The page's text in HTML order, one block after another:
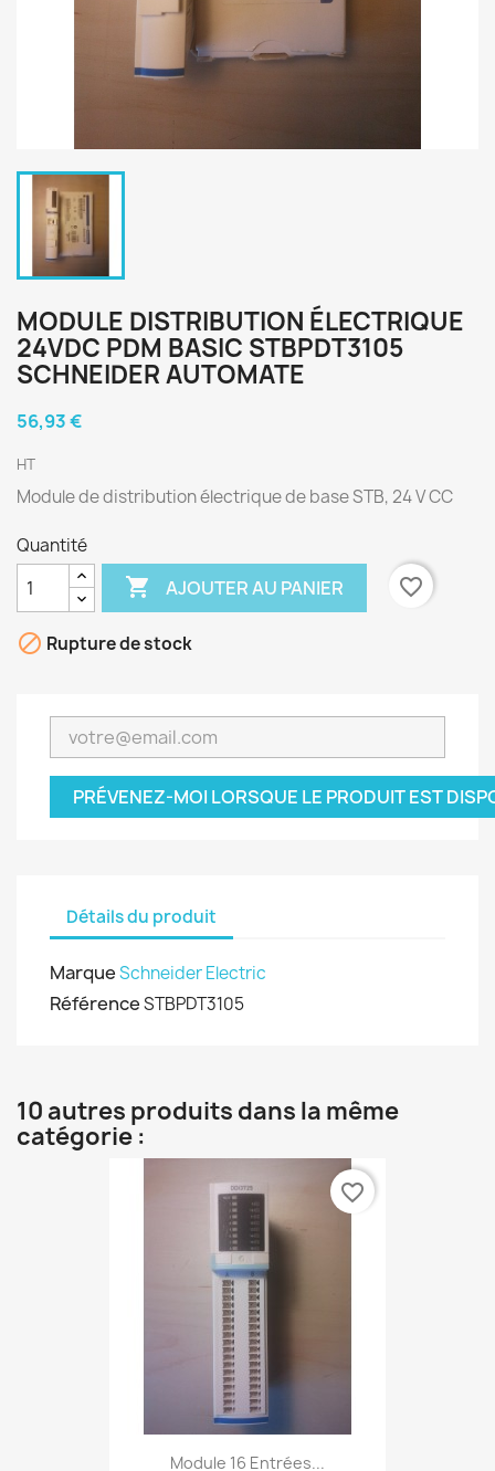
MODULE DISTRIBUTION ÉLECTRIQUE
24VDC PDM BASIC STBPDT3105
SCHNEIDER AUTOMATE
56,93 €
HT
Module de distribution électrique de base STB, 24 V CC
Quantité
 AJOUTER AU PANIER favorite_border
 Rupture de stock
PRÉVENEZ-MOI LORSQUE LE PRODUIT EST
Détails du produit
MarqueSchneider Electric
RéférenceSTBPDT3105
10 autres produits dans la même
catégorie :
Module 16 Entrées...
favorite_border